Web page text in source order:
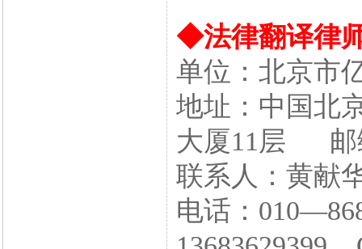
◆法律翻译律
单位：北京市
地址：中国北
大厦11层 邮
联系人：黄献
电话：